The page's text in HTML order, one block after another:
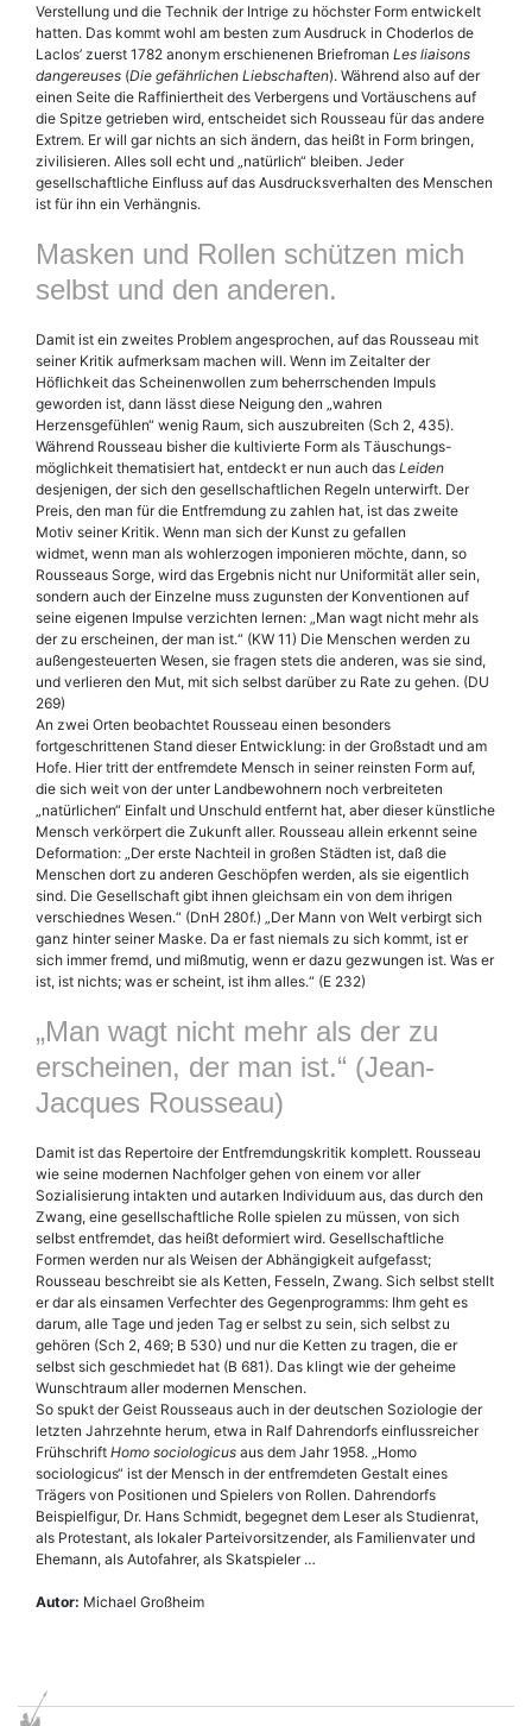
Verstellung und die Technik der Intrige zu höchster Form entwickelt
hatten. Das kommt wohl am besten zum Ausdruck in Choderlos de
Laclos’ zuerst 1782 anonym erschienenen Briefroman Les liaisons
dangereuses (Die gefährlichen Liebschaften). Während also auf der
einen Seite die Raffiniertheit des Verbergens und Vortäuschens auf
die Spitze getrieben wird, entscheidet sich Rousseau für das andere
Extrem. Er will gar nichts an sich ändern, das heißt in Form bringen,
zivilisieren. Alles soll echt und „natürlich“ bleiben. Jeder
gesellschaftliche Einfluss auf das Ausdrucksverhalten des Menschen
ist für ihn ein Verhängnis.
Masken und Rollen schützen mich
selbst und den anderen.
Damit ist ein zweites Problem angesprochen, auf das Rousseau mit
seiner Kritik aufmerksam machen will. Wenn im Zeitalter der
Höflichkeit das Scheinenwollen zum beherrschenden Impuls
geworden ist, dann lässt diese Neigung den „wahren
Herzensgefühlen“ wenig Raum, sich auszubreiten (Sch 2, 435).
Während Rousseau bisher die kultivierte Form als Täuschungs-
möglichkeit thematisiert hat, entdeckt er nun auch das Leiden
desjenigen, der sich den gesellschaftlichen Regeln unterwirft. Der
Preis, den man für die Entfremdung zu zahlen hat, ist das zweite
Motiv seiner Kritik. Wenn man sich der Kunst zu gefallen
widmet, wenn man als wohlerzogen imponieren möchte, dann, so
Rousseaus Sorge, wird das Ergebnis nicht nur Uniformität aller sein,
sondern auch der Einzelne muss zugunsten der Konventionen auf
seine eigenen Impulse verzichten lernen: „Man wagt nicht mehr als
der zu erscheinen, der man ist.“ (KW 11) Die Menschen werden zu
außengesteuerten Wesen, sie fragen stets die anderen, was sie sind,
und verlieren den Mut, mit sich selbst darüber zu Rate zu gehen. (DU
269)
An zwei Orten beobachtet Rousseau einen besonders
fortgeschrittenen Stand dieser Entwicklung: in der Großstadt und am
Hofe. Hier tritt der entfremdete Mensch in seiner reinsten Form auf,
die sich weit von der unter Landbewohnern noch verbreiteten
„natürlichen“ Einfalt und Unschuld entfernt hat, aber dieser künstliche
Mensch verkörpert die Zukunft aller. Rousseau allein erkennt seine
Deformation: „Der erste Nachteil in großen Städten ist, daß die
Menschen dort zu anderen Geschöpfen werden, als sie eigentlich
sind. Die Gesellschaft gibt ihnen gleichsam ein von dem ihrigen
verschiednes Wesen.“ (DnH 280f.) „Der Mann von Welt verbirgt sich
ganz hinter seiner Maske. Da er fast niemals zu sich kommt, ist er
sich immer fremd, und mißmutig, wenn er dazu gezwungen ist. Was er
ist, ist nichts; was er scheint, ist ihm alles.“ (E 232)
„Man wagt nicht mehr als der zu
erscheinen, der man ist.“ (Jean-
Jacques Rousseau)
Damit ist das Repertoire der Entfremdungskritik komplett. Rousseau
wie seine modernen Nachfolger gehen von einem vor aller
Sozialisierung intakten und autarken Individuum aus, das durch den
Zwang, eine gesellschaftliche Rolle spielen zu müssen, von sich
selbst entfremdet, das heißt deformiert wird. Gesellschaftliche
Formen werden nur als Weisen der Abhängigkeit aufgefasst;
Rousseau beschreibt sie als Ketten, Fesseln, Zwang. Sich selbst stellt
er dar als einsamen Verfechter des Gegenprogramms: Ihm geht es
darum, alle Tage und jeden Tag er selbst zu sein, sich selbst zu
gehören (Sch 2, 469; B 530) und nur die Ketten zu tragen, die er
selbst sich geschmiedet hat (B 681). Das klingt wie der geheime
Wunschtraum aller modernen Menschen.
So spukt der Geist Rousseaus auch in der deutschen Soziologie der
letzten Jahrzehnte herum, etwa in Ralf Dahrendorfs einflussreicher
Frühschrift Homo sociologicus aus dem Jahr 1958. „Homo
sociologicus“ ist der Mensch in der entfremdeten Gestalt eines
Trägers von Positionen und Spielers von Rollen. Dahrendorfs
Beispielfigur, Dr. Hans Schmidt, begegnet dem Leser als Studienrat,
als Protestant, als lokaler Parteivorsitzender, als Familienvater und
Ehemann, als Autofahrer, als Skatspieler …
Autor: Michael Großheim